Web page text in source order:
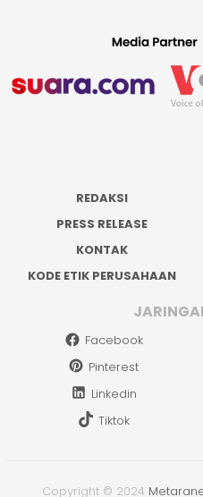
REDAKSI
PRESS RELEASE
KONTAK
KODE ETIK PERUSAHAAN
Facebook
Pinterest
Linkedin
Tiktok
Copyright © 2024